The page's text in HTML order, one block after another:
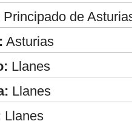
Principado de
Asturias
Llanes
Llanes
Llanes